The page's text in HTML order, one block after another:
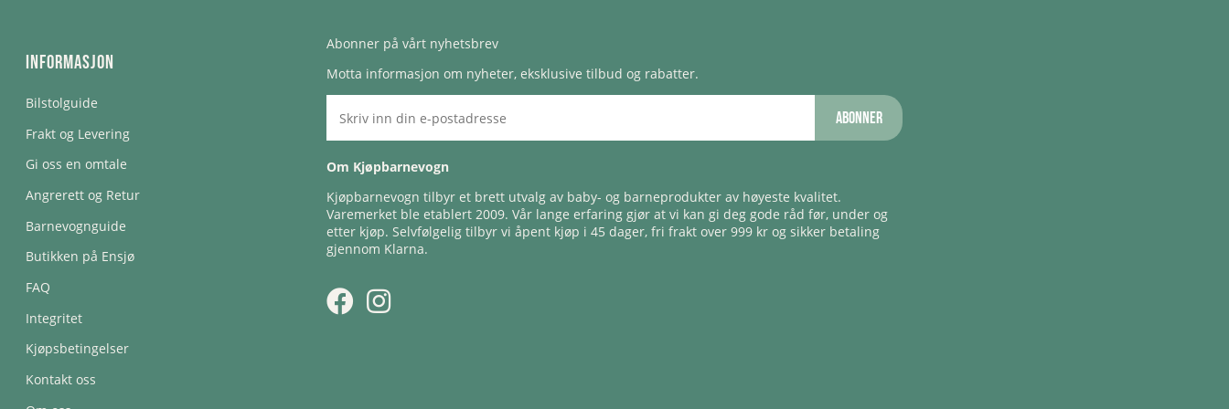
Informasjon
Bilstolguide
Frakt og Levering
Gi oss en omtale
Angrerett og Retur
Barnevognguide
Butikken på Ensjø
FAQ
Integritet
Kjøpsbetingelser
Kontakt oss
Abonner på vårt nyhetsbrev
Motta informasjon om nyheter, eksklusive tilbud og rabatter.
Abonner
Om Kjøpbarnevogn
Kjøpbarnevogn tilbyr et brett utvalg av baby- og barneprodukter av høyeste kvalitet.
Varemerket ble etablert 2009. Vår lange erfaring gjør at vi kan gi deg gode råd før, under og
etter kjøp. Selvfølgelig tilbyr vi åpent kjøp i 45 dager, fri frakt over 999 kr og sikker betaling
gjennom Klarna.